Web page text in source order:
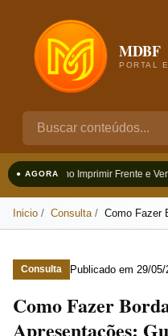
MDBF
PORTAL
● AGORAComo Imprimir Frente e
Inicio Consulta Como Fazer
Consulta Publicado em 29/
Como Fazer
Apresentações: